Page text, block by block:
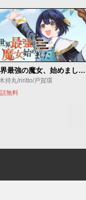
世界最強の魔女、始めました ～私だけ『攻略サイト』を見れる世界で自由に生きます～
持丸/riritto/戸賀環
無料